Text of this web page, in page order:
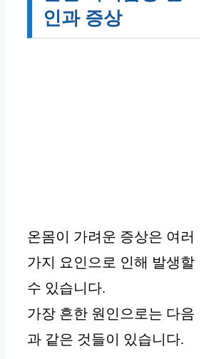
인과 증상
온몸이 가려운 증상은 여러
가지 요인으로 인해 발생할
수 있습니다.
가장 흔한 원인으로는 다음
과 같은 것들이 있습니다.